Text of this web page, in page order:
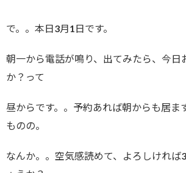
で。。本日3月1日です。
朝一から電話が鳴り、出てみたら、今日
か？って
昼からです。。予約あれば朝からも居ま
ものの。
なんか。。空気感読めて、よろしければ